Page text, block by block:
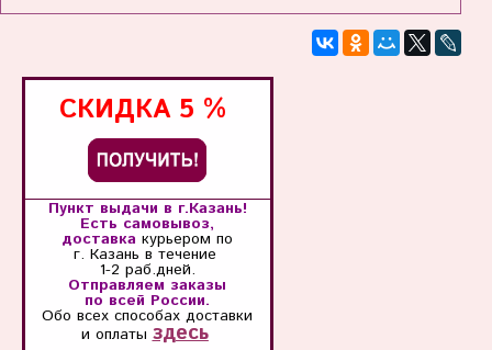
СКИДКА 5 %
Пункт выдачи в г.Казань!
Есть самовывоз,
доставка курьером по
г. Казань в течение
1-2 раб.дней.
Отправляем заказы
по всей России.
Обо всех способахдоставки
и оплатыздесь